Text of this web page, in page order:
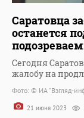
Саратовца
останется
Сегодня
жалобу на
Фото: © ИА "Взгляд-
21 июня 2023